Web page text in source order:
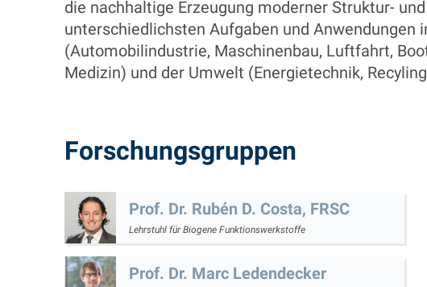
die nachhaltige Erzeugung moderner Struktur-
unterschiedlichsten Aufgaben und Anwendungen
(Automobilindustrie, Maschinenbau, Luftfahrt,
Medizin) und der Umwelt (Energietechnik,
Forschungsgruppen
Prof. Dr. Rubén D. Costa, FRSC
Lehrstuhl für Biogene Funktionswerkstoffe
Prof. Dr. Marc Ledendecker